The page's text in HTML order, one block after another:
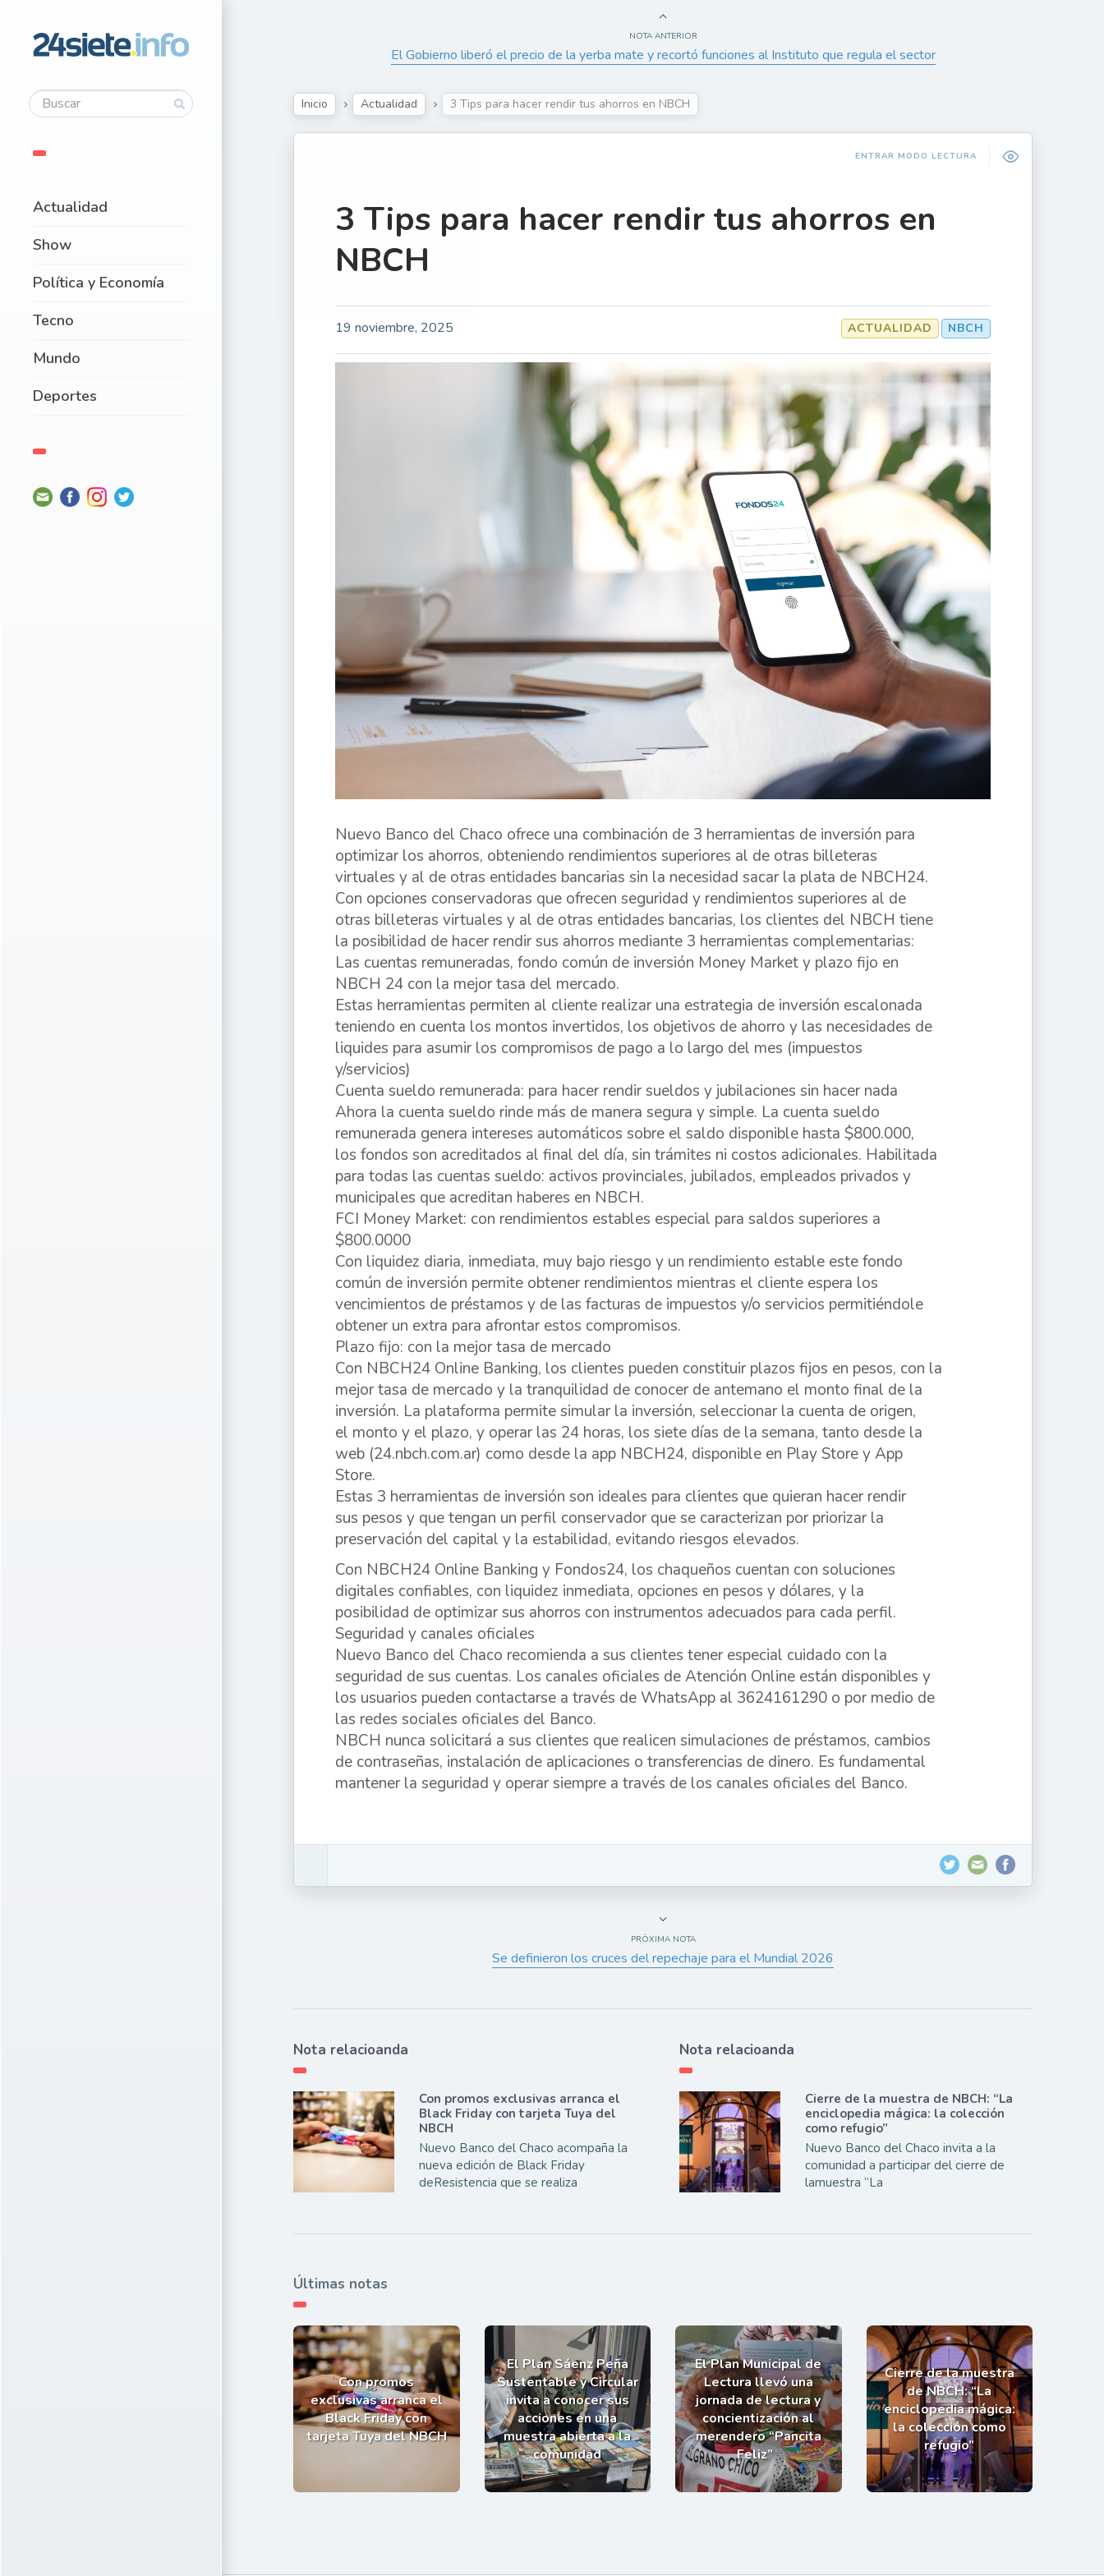
Actualidad
Show
Política y Economía
Tecno
Mundo
Deportes
NOTA ANTERIOR
El Gobierno liberó el precio de la yerba mate y recortó funciones al Instituto que regula el sector
Inicio Actualidad 3 Tips para hacer rendir tus ahorros en NBCH
ENTRAR MODO LECTURA
3 Tips para hacer rendir tus ahorros en
NBCH
19 noviembre, 2025 NBCH
ACTUALIDAD
Nuevo Banco del Chaco ofrece una combinación de 3 herramientas de inversión para
optimizar los ahorros, obteniendo rendimientos superiores al de otras billeteras
virtuales y al de otras entidades bancarias sin la necesidad sacar la plata de NBCH24.
Con opciones conservadoras que ofrecen seguridad y rendimientos superiores al de
otras billeteras virtuales y al de otras entidades bancarias, los clientes del NBCH tiene
la posibilidad de hacer rendir sus ahorros mediante 3 herramientas complementarias:
Las cuentas remuneradas, fondo común de inversión Money Market y plazo fijo en
NBCH 24 con la mejor tasa del mercado.
Estas herramientas permiten al cliente realizar una estrategia de inversión escalonada
teniendo en cuenta los montos invertidos, los objetivos de ahorro y las necesidades de
liquides para asumir los compromisos de pago a lo largo del mes (impuestos
y/servicios)
Cuenta sueldo remunerada: para hacer rendir sueldos y jubilaciones sin hacer nada
Ahora la cuenta sueldo rinde más de manera segura y simple. La cuenta sueldo
remunerada genera intereses automáticos sobre el saldo disponible hasta $800.000,
los fondos son acreditados al final del día, sin trámites ni costos adicionales. Habilitada
para todas las cuentas sueldo: activos provinciales, jubilados, empleados privados y
municipales que acreditan haberes en NBCH.
FCI Money Market: con rendimientos estables especial para saldos superiores a
$800.0000
Con liquidez diaria, inmediata, muy bajo riesgo y un rendimiento estable este fondo
común de inversión permite obtener rendimientos mientras el cliente espera los
vencimientos de préstamos y de las facturas de impuestos y/o servicios permitiéndole
obtener un extra para afrontar estos compromisos.
Plazo fijo: con la mejor tasa de mercado
Con NBCH24 Online Banking, los clientes pueden constituir plazos fijos en pesos, con la
mejor tasa de mercado y la tranquilidad de conocer de antemano el monto final de la
inversión. La plataforma permite simular la inversión, seleccionar la cuenta de origen,
el monto y el plazo, y operar las 24 horas, los siete días de la semana, tanto desde la
web (24.nbch.com.ar) como desde la app NBCH24, disponible en Play Store y App
Store.
Estas 3 herramientas de inversión son ideales para clientes que quieran hacer rendir
sus pesos y que tengan un perfil conservador que se caracterizan por priorizar la
preservación del capital y la estabilidad, evitando riesgos elevados.
Con NBCH24 Online Banking y Fondos24, los chaqueños cuentan con soluciones
digitales confiables, con liquidez inmediata, opciones en pesos y dólares, y la
posibilidad de optimizar sus ahorros con instrumentos adecuados para cada perfil.
Seguridad y canales oficiales
Nuevo Banco del Chaco recomienda a sus clientes tener especial cuidado con la
seguridad de sus cuentas. Los canales oficiales de Atención Online están disponibles y
los usuarios pueden contactarse a través de WhatsApp al 3624161290 o por medio de
las redes sociales oficiales del Banco.
NBCH nunca solicitará a sus clientes que realicen simulaciones de préstamos, cambios
de contraseñas, instalación de aplicaciones o transferencias de dinero. Es fundamental
mantener la seguridad y operar siempre a través de los canales oficiales del Banco.
PRÓXIMA NOTA
Se definieron los cruces del repechaje para el Mundial 2026
Nota relacioanda
Con promos exclusivas arranca el
Black Friday con tarjeta Tuya del
NBCH
Nuevo Banco del Chaco acompaña la
nueva edición de Black Friday
deResistencia que se realiza
Nota relacioanda
Cierre de la muestra de NBCH: “La
enciclopedia mágica: la colección
como refugio”
Nuevo Banco del Chaco invita a la
comunidad a participar del cierre de
lamuestra “La
Últimas notas
Con promos
exclusivas arranca el
Black Friday con
tarjeta Tuya del NBCH
El Plan Sáenz Peña
Sustentable y Circular
invita a conocer sus
acciones en una
muestra abierta a la
comunidad
El Plan Municipal de
Lectura llevó una
jornada de lectura y
concientización al
merendero “Pancita
Feliz”
Cierre de la muestra
de NBCH: “La
enciclopedia mágica:
la colección como
refugio”